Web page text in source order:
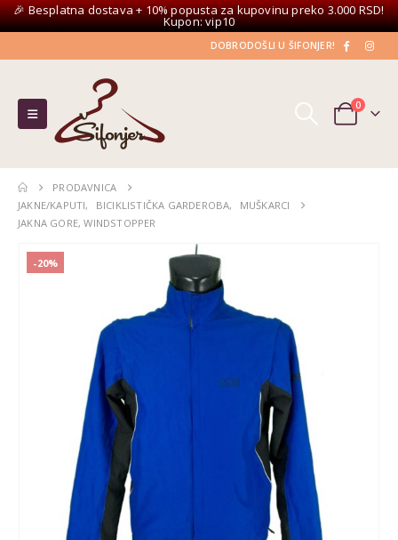
🎉 Besplatna dostava + 10% popusta za kupovinu preko 3.000 RSD!
Kupon: vip10
DOBRODOŠLI U ŠIFONJER!
0
PRODAVNICA
JAKNE/KAPUTI, BICIKLISTIČKA GARDEROBA,
MUŠKARCI
JAKNA GORE, WINDSTOPPER
-20%